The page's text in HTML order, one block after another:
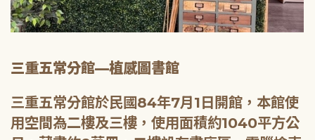
三重五常分館—植感圖書館
三重五常分館於民國84年7月1日開館，本館使
用空間為二樓及三樓，使用面積約1040平方公